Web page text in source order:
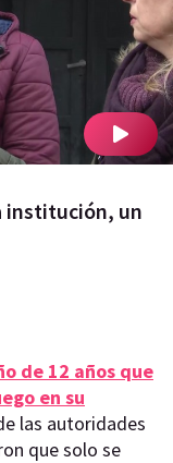
institución, un
de 12 años que
en su
las autoridades
que solo se